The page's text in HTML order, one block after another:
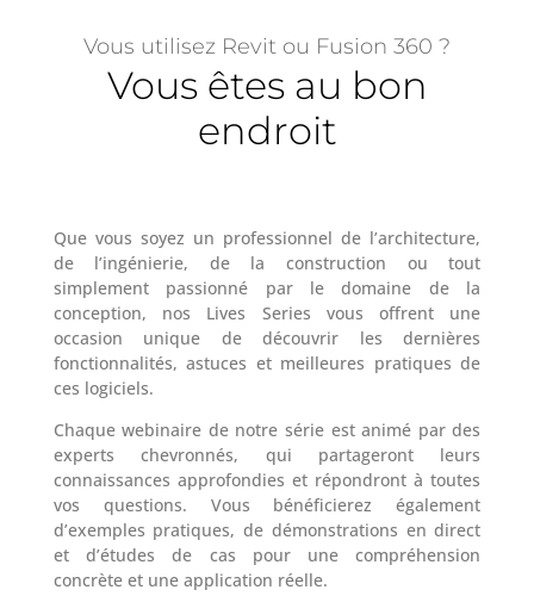
Vous utilisez Revit ou Fusion 360 ?
Vous êtes au bon
endroit
Que vous soyez un professionnel de l’architecture,
de l’ingénierie, de la construction ou tout
simplement passionné par le domaine de la
conception, nos Lives Series vous offrent une
occasion unique de découvrir les dernières
fonctionnalités, astuces et meilleures pratiques de
ces logiciels.
Chaque webinaire de notre série est animé par des
experts chevronnés, qui partageront leurs
connaissances approfondies et répondront à toutes
vos questions. Vous bénéficierez également
d’exemples pratiques, de démonstrations en direct
et d’études de cas pour une compréhension
concrète et une application réelle.